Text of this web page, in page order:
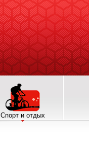
Спорт и отдых